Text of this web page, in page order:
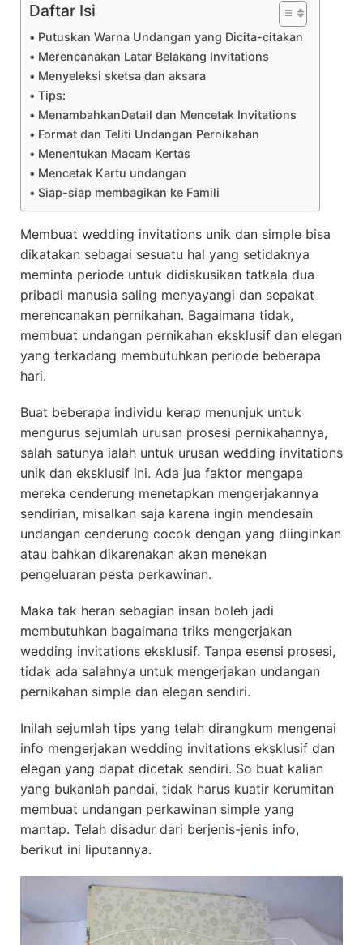
Daftar Isi
Putuskan Warna Undangan yang Dicita-citakan
Merencanakan Latar Belakang Invitations
Menyeleksi sketsa dan aksara
Tips:
MenambahkanDetail dan Mencetak Invitations
Format dan Teliti Undangan Pernikahan
Menentukan Macam Kertas
Mencetak Kartu undangan
Siap-siap membagikan ke Famili
Membuat wedding invitations unik dan simple bisa
dikatakan sebagai sesuatu hal yang setidaknya
meminta periode untuk didiskusikan tatkala dua
pribadi manusia saling menyayangi dan sepakat
merencanakan pernikahan. Bagaimana tidak,
membuat undangan pernikahan eksklusif dan elegan
yang terkadang membutuhkan periode beberapa
hari.
Buat beberapa individu kerap menunjuk untuk
mengurus sejumlah urusan prosesi pernikahannya,
salah satunya ialah untuk urusan wedding invitations
unik dan eksklusif ini. Ada jua faktor mengapa
mereka cenderung menetapkan mengerjakannya
sendirian, misalkan saja karena ingin mendesain
undangan cenderung cocok dengan yang diinginkan
atau bahkan dikarenakan akan menekan
pengeluaran pesta perkawinan.
Maka tak heran sebagian insan boleh jadi
membutuhkan bagaimana triks mengerjakan
wedding invitations eksklusif. Tanpa esensi prosesi,
tidak ada salahnya untuk mengerjakan undangan
pernikahan simple dan elegan sendiri.
Inilah sejumlah tips yang telah dirangkum mengenai
info mengerjakan wedding invitations eksklusif dan
elegan yang dapat dicetak sendiri. So buat kalian
yang bukanlah pandai, tidak harus kuatir kerumitan
membuat undangan perkawinan simple yang
mantap. Telah disadur dari berjenis-jenis info,
berikut ini liputannya.